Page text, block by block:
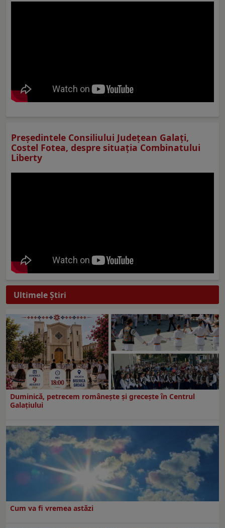
Preşedintele Consiliului Judeţean Galaţi,
Costel Fotea, despre situaţia Combinatului
Liberty
Ultimele Ştiri
Duminică, petrecem româneşte şi greceşte în Centrul
Galaţiului
Cum va fi vremea astăzi